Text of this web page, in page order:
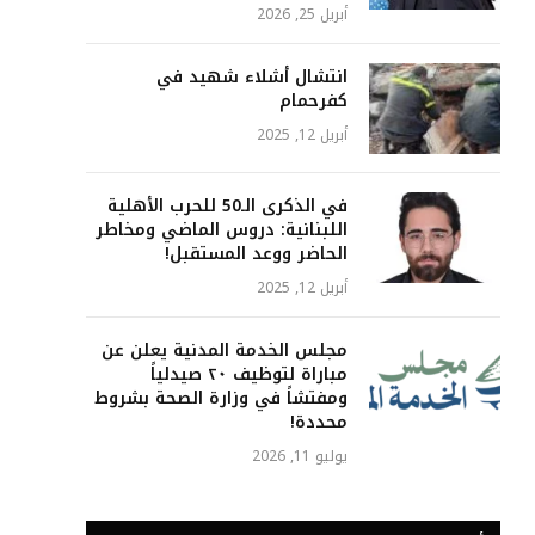
أبريل 25, 2026
انتشال أشلاء شهيد في
كفرحمام
أبريل 12, 2025
في الذكرى الـ50 للحرب الأهلية
اللبنانية: دروس الماضي ومخاطر
الحاضر ووعد المستقبل!
أبريل 12, 2025
مجلس الخدمة المدنية يعلن عن
مباراة لتوظيف ٢٠ صيدلياً
ومفتشاً في وزارة الصحة بشروط
محددة!
يوليو 11, 2026